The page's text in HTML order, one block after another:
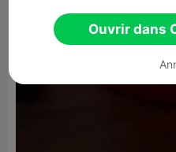
Ouvrir dans